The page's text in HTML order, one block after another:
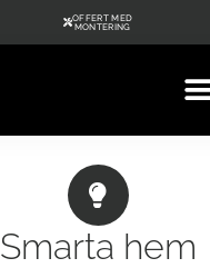
OFFERT MED
MONTERING
Smarta hem